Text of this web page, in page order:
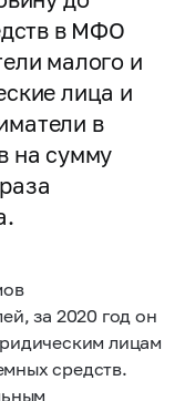
в МФО
малого и
лица и
в
на сумму
за 2020 год он
лицам
средств.